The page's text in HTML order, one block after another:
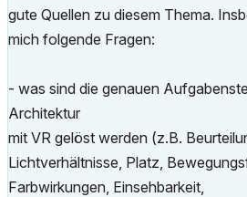
gute Quellen zu diesem Thema.
mich folgende Fragen:
- was sind die genauen
Architektur
mit VR gelöst werden (z.B.
Lichtverhältnisse, Platz,
Farbwirkungen, Einsehbarkeit,